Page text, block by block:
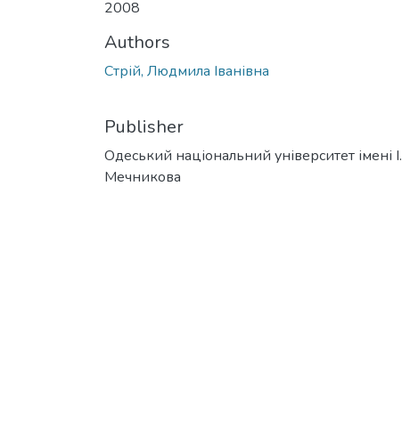
2008
Authors
Стрій, Людмила Іванівна
Publisher
Одеський національний університет імені І.
Мечникова